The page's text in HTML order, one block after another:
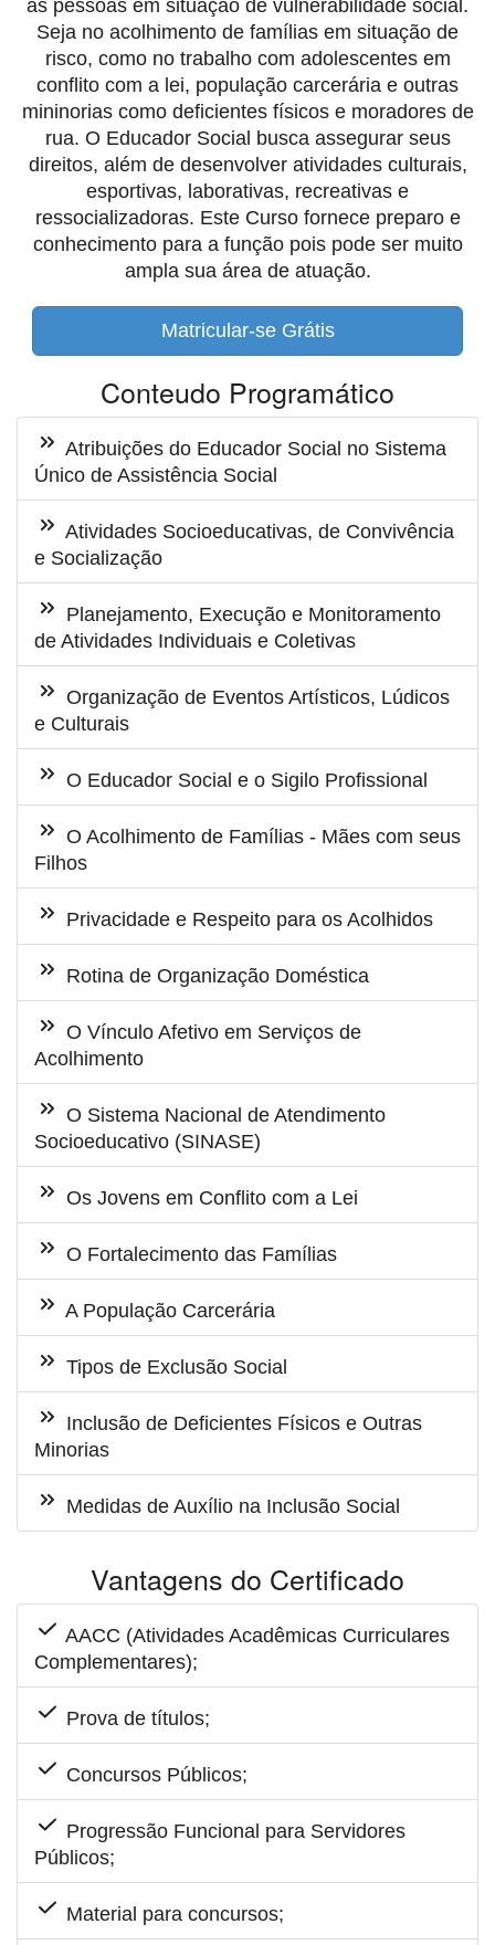
às pessoas em situação de vulnerabilidade social.
Seja no acolhimento de famílias em situação de
risco, como no trabalho com adolescentes em
conflito com a lei, população carcerária e outras
mininorias como deficientes físicos e moradores de
rua. O Educador Social busca assegurar seus
direitos, além de desenvolver atividades culturais,
esportivas, laborativas, recreativas e
ressocializadoras. Este Curso fornece preparo e
conhecimento para a função pois pode ser muito
ampla sua área de atuação.
Matricular-se Grátis
Conteudo Programático
Atribuições do Educador Social no Sistema
Único de Assistência Social
Atividades Socioeducativas, de Convivência
e Socialização
Planejamento, Execução e Monitoramento
de Atividades Individuais e Coletivas
Organização de Eventos Artísticos, Lúdicos
e Culturais
O Educador Social e o Sigilo Profissional
O Acolhimento de Famílias - Mães com seus
Filhos
Privacidade e Respeito para os Acolhidos
Rotina de Organização Doméstica
O Vínculo Afetivo em Serviços de
Acolhimento
O Sistema Nacional de Atendimento
Socioeducativo (SINASE)
Os Jovens em Conflito com a Lei
O Fortalecimento das Famílias
A População Carcerária
Tipos de Exclusão Social
Inclusão de Deficientes Físicos e Outras
Minorias
Medidas de Auxílio na Inclusão Social
Vantagens do Certificado
AACC (Atividades Acadêmicas Curriculares
Complementares);
Prova de títulos;
Concursos Públicos;
Progressão Funcional para Servidores
Públicos;
Material para concursos;